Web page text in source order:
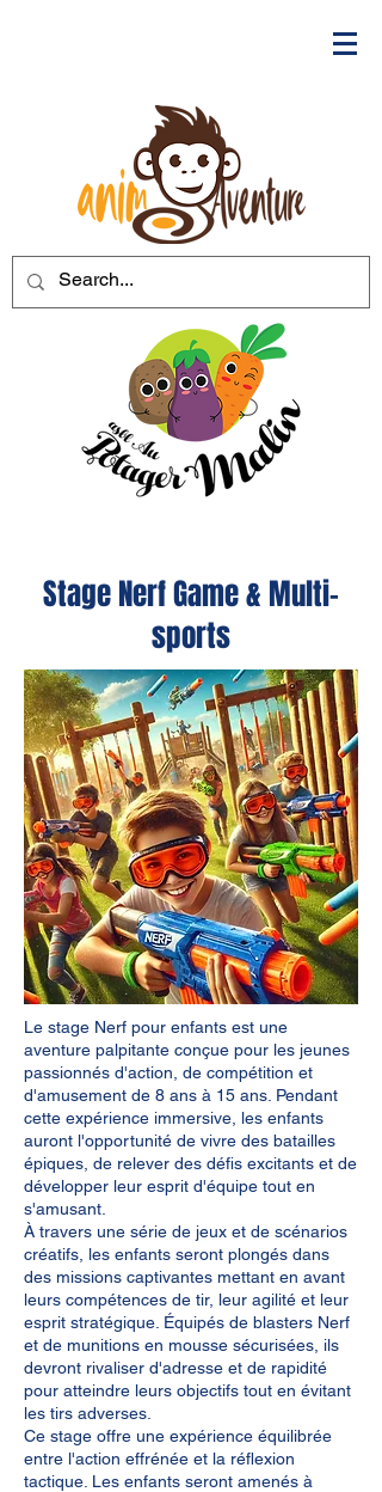
Stage Nerf Game & Multi-
sports
Le stage Nerf pour enfants est une
aventure palpitante conçue pour les jeunes
passionnés d'action, de compétition et
d'amusement de 8 ans à 15 ans. Pendant
cette expérience immersive, les enfants
auront l'opportunité de vivre des batailles
épiques, de relever des défis excitants et de
développer leur esprit d'équipe tout en
s'amusant.
À travers une série de jeux et de scénarios
créatifs, les enfants seront plongés dans
des missions captivantes mettant en avant
leurs compétences de tir, leur agilité et leur
esprit stratégique. Équipés de blasters Nerf
et de munitions en mousse sécurisées, ils
devront rivaliser d'adresse et de rapidité
pour atteindre leurs objectifs tout en évitant
les tirs adverses.
Ce stage offre une expérience équilibrée
entre l'action effrénée et la réflexion
tactique. Les enfants seront amenés à